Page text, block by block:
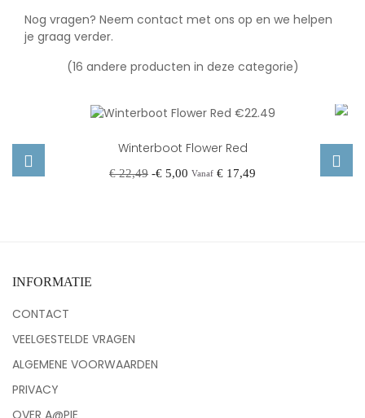
Nog vragen? Neem contact met ons op en we helpen
je graag verder.
(16 andere producten in deze categorie)
Winterboot Flower Red
Normale
€ 22,49 -€ 5,00 Vanaf Prijs
€ 17,49
INFORMATIE
CONTACT
VEELGESTELDE VRAGEN
ALGEMENE VOORWAARDEN
PRIVACY
OVER A@PIE